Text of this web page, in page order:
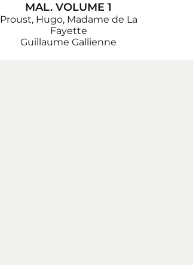
MAL. VOLUME 1
Proust, Hugo, Madame de La
Fayette
Guillaume Gallienne